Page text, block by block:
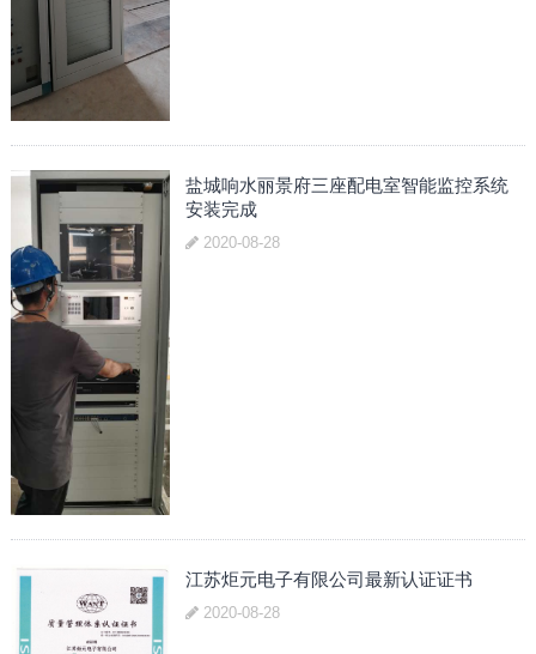
盐城响水丽景府三座配电室智能监控系统
安装完成
2020-08-28
江苏炬元电子有限公司最新认证证书
2020-08-28